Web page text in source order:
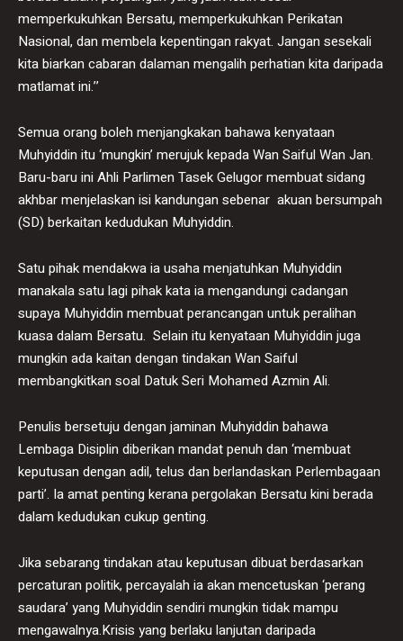
memperkukuhkan Bersatu, memperkukuhkan Perikatan
Nasional, dan membela kepentingan rakyat. Jangan sesekali
kita biarkan cabaran dalaman mengalih perhatian kita daripada
matlamat ini.’’
Semua orang boleh menjangkakan bahawa kenyataan
Muhyiddin itu ‘mungkin’ merujuk kepada Wan Saiful Wan Jan.
Baru-baru ini Ahli Parlimen Tasek Gelugor membuat sidang
akhbar menjelaskan isi kandungan sebenar akuan bersumpah
(SD) berkaitan kedudukan Muhyiddin.
Satu pihak mendakwa ia usaha menjatuhkan Muhyiddin
manakala satu lagi pihak kata ia mengandungi cadangan
supaya Muhyiddin membuat perancangan untuk peralihan
kuasa dalam Bersatu. Selain itu kenyataan Muhyiddin juga
mungkin ada kaitan dengan tindakan Wan Saiful
membangkitkan soal Datuk Seri Mohamed Azmin Ali.
Penulis bersetuju dengan jaminan Muhyiddin bahawa
Lembaga Disiplin diberikan mandat penuh dan ‘membuat
keputusan dengan adil, telus dan berlandaskan Perlembagaan
parti’. Ia amat penting kerana pergolakan Bersatu kini berada
dalam kedudukan cukup genting.
Jika sebarang tindakan atau keputusan dibuat berdasarkan
percaturan politik, percayalah ia akan mencetuskan ‘perang
saudara’ yang Muhyiddin sendiri mungkin tidak mampu
mengawalnya.Krisis yang berlaku lanjutan daripada